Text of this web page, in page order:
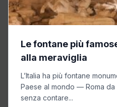
Le fontane più
alla meraviglia
L’Italia ha più fontane
Paese al mondo — Roma da
senza contare...